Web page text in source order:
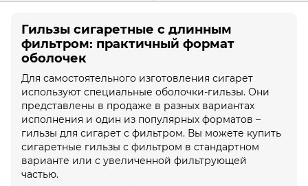
Гильзы сигаретные с длинным
фильтром: практичный формат
оболочек
Для самостоятельного изготовления сигарет
используют специальные оболочки-гильзы. Они
представлены в продаже в разных вариантах
исполнения и один из популярных форматов –
гильзы для сигарет с фильтром. Вы можете купить
сигаретные гильзы с фильтром в стандартном
варианте или с увеличенной фильтрующей
частью.